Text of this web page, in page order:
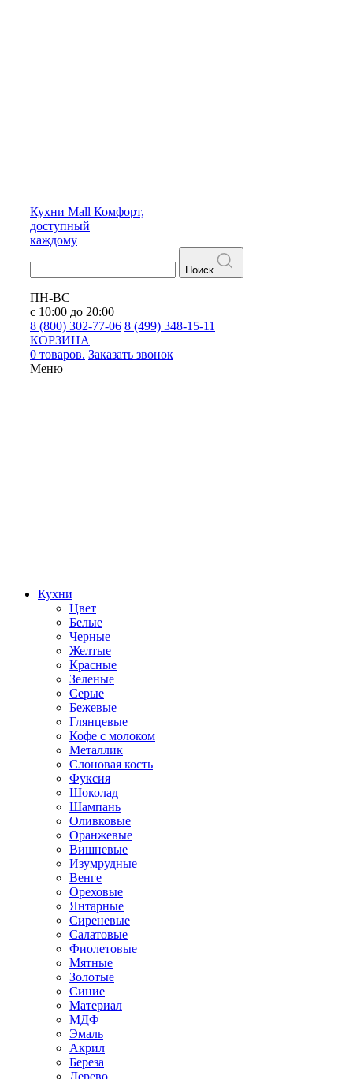
Кухни Mall Комфорт,
доступный
каждому
Поиск
ПН-ВС
с 10:00 до 20:00
8 (800) 302-77-06 8 (499) 348-15-11
КОРЗИНА
0 товаров. Заказать звонок
Меню
Кухни
Цвет
Белые
Черные
Желтые
Красные
Зеленые
Серые
Бежевые
Глянцевые
Кофе с молоком
Металлик
Слоновая кость
Фуксия
Шоколад
Шампань
Оливковые
Оранжевые
Вишневые
Изумрудные
Венге
Ореховые
Янтарные
Сиреневые
Салатовые
Фиолетовые
Мятные
Золотые
Синие
Материал
МДФ
Эмаль
Акрил
Береза
Дерево